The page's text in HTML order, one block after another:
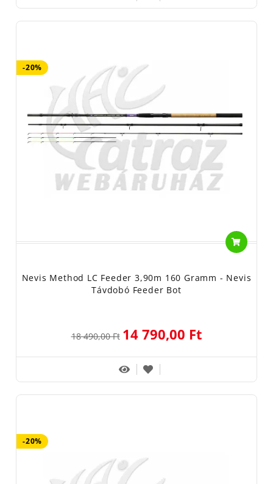
-20%
Nevis Method LC Feeder 3,90m 160 Gramm - Nevis
Távdobó Feeder Bot
18 490,00 Ft 14 790,00 Ft
-20%